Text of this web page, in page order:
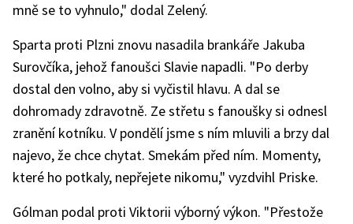
mně se to vyhnulo," dodal Zelený.
Sparta proti Plzni znovu nasadila brankáře Jakuba
Surovčíka, jehož fanoušci Slavie napadli. "Po derby
dostal den volno, aby si vyčistil hlavu. A dal se
dohromady zdravotně. Ze střetu s fanoušky si odnesl
zranění kotníku. V pondělí jsme s ním mluvili a brzy dal
najevo, že chce chytat. Smekám před ním. Momenty,
které ho potkaly, nepřejete nikomu," vyzdvihl Priske.
Gólman podal proti Viktorii výborný výkon. "Přestože